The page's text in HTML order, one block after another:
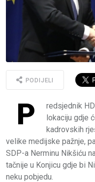
PODIJELI
P
redsjednik
lokaciju gdje
kadrovskih
velike medijske pažnje,
SDP-a Nerminu Nikšiću
tačnije u Konjicu gdje bi
neku pobjedu.